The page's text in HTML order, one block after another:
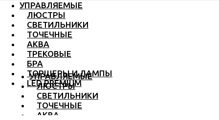
УПРАВЛЯЕМЫЕ
ЛЮСТРЫ
СВЕТИЛЬНИКИ
ТОЧЕЧНЫЕ
АКВА
ТРЕКОВЫЕ
БРА
ТОРШЕРЫ И ЛАМПЫ
LED PREMIUM
УПРАВЛЯЕМЫЕ
ЛЮСТРЫ
СВЕТИЛЬНИКИ
ТОЧЕЧНЫЕ
АКВА